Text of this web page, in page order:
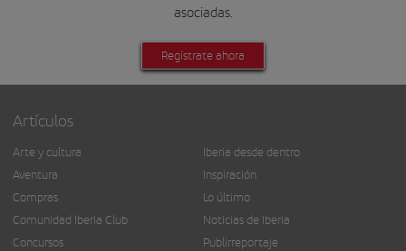
asociadas.
Regístrate ahora
Artículos
Arte y cultura
Aventura
Compras
Comunidad Iberia Club
Concursos
Iberia desde dentro
Inspiración
Lo último
Noticias de Iberia
Publirreportaje